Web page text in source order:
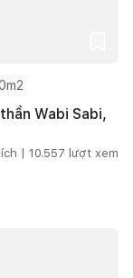
Wabi Sabi,
| 10.557 lượt xem